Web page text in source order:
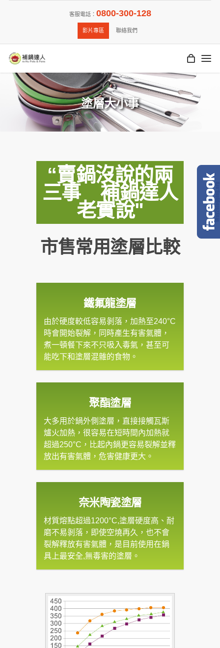
客服電話： 0800-300-128
影片專區 聯絡我們
塗層大小事
“賣鍋沒說的兩
三事 補鍋達人
老實說"
市售常用塗層比較
鐵氟龍塗層
由於硬度較低容易剝落，加熱至240°C
時會開始裂解，同時產生有害氣體，
煮一頓餐下來不只吸入毒氣，甚至可
能吃下和塗層混雜的食物。
聚酯塗層
大多用於鍋外側塗層，直接接觸瓦斯
爐火加熱，很容易在短時間內加熱就
超過250°C，比起內鍋更容易裂解並釋
放出有害氣體，危害健康更大。
奈米陶瓷塗層
材質熔點超過1200°C,塗層硬度高、耐
磨不易剝落，即使空燒再久，也不會
裂解釋放有害氣體，是目前使用在鍋
具上最安全,無毒害的塗層。